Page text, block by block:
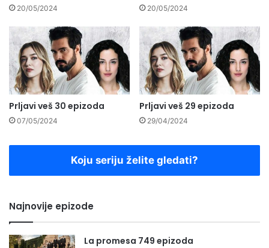
20/05/2024 20/05/2024
Prljavi veš 30 epizoda
07/05/2024
Prljavi veš 29 epizoda
29/04/2024
Koju seriju želite gledati?
Najnovije epizode
La promesa 749 epizoda